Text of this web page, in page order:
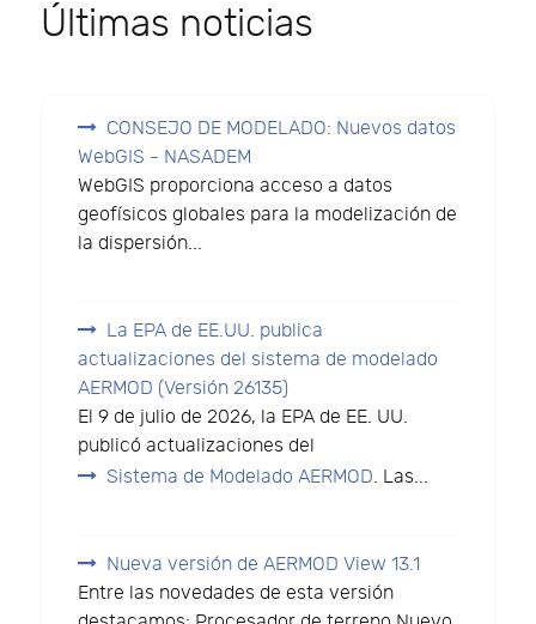
Últimas noticias
CONSEJO DE MODELADO: Nuevos datos
WebGIS - NASADEM
WebGIS proporciona acceso a datos
geofísicos globales para la modelización de
la dispersión...
La EPA de EE.UU. publica
actualizaciones del sistema de modelado
AERMOD (Versión 26135)
El 9 de julio de 2026, la EPA de EE. UU.
publicó actualizaciones del
Sistema de Modelado AERMOD. Las...
Nueva versión de AERMOD View 13.1
Entre las novedades de esta versión